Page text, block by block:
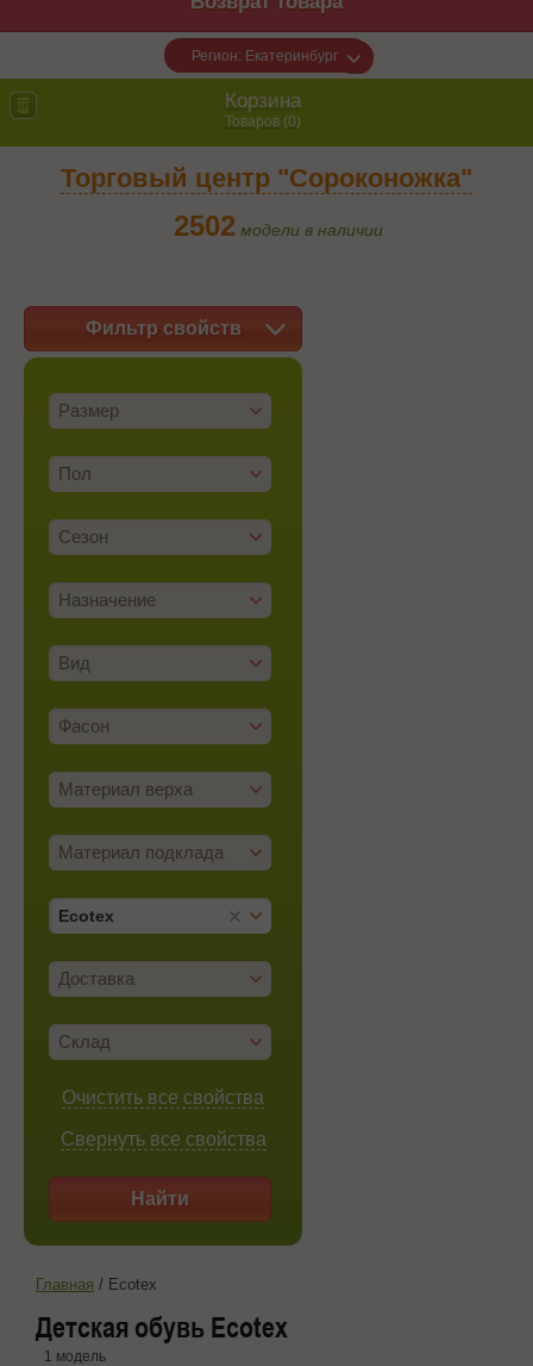
Регион: Екатеринбург
Корзина
Товаров (0)
Торговый центр "Сороконожка"
2502 модели в наличии
Фильтр свойств
Размер
Пол
Сезон
Назначение
Вид
Фасон
Материал верха
Материал подклада
Ecotex
Доставка
Склад
Очистить все свойства
Свернуть все свойства
Найти
Главная / Ecotex
Детская обувь Ecotex
1 модель